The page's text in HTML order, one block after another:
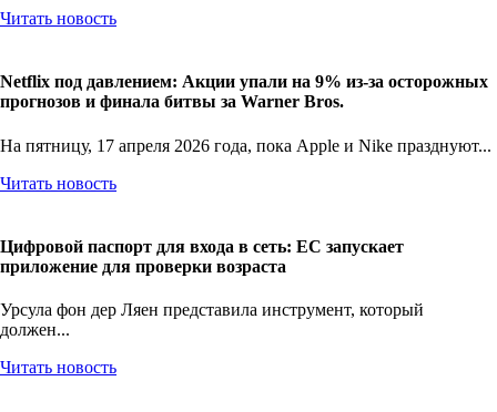
Читать новость
Netflix под давлением: Акции упали на 9% из-за осторожных
прогнозов и финала битвы за Warner Bros.
На пятницу, 17 апреля 2026 года, пока Apple и Nike празднуют...
Читать новость
Цифровой паспорт для входа в сеть: ЕС запускает
приложение для проверки возраста
Урсула фон дер Ляен представила инструмент, который
должен...
Читать новость